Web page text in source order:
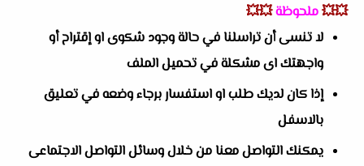
💥💥ملحوظة💥💥
لا تنسى أن تراسلنا في حالة وجود شكوى او إقتراح أو
واجهتك اى مشكلة في تحميل الملف
إذا كان لديك طلب او استفسار برجاء وضعه في تعليق
بالاسفل
يمكنك التواصل معنا من خلال وسائل التواصل الاجتماعى